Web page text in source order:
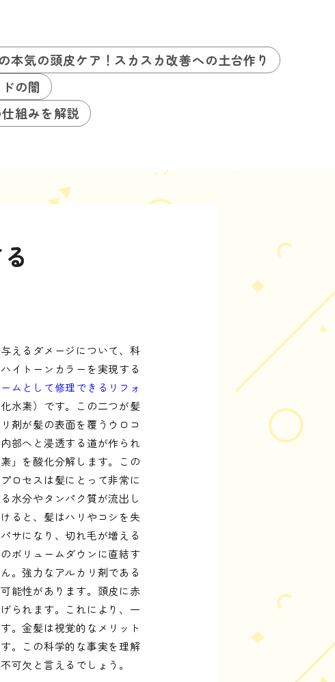
本気の頭皮ケア！スカスカ改善への土台作り
の闇
組みを解説
えるダメージについて、科
イトーンカラーを実現する
ムとして修理できるリフォ
水素）です。この二つが髪
剤が髪の表面を覆うウロコ
部へと浸透する道が作られ
」を酸化分解します。この
ロセスは髪にとって非常に
水分やタンパク質が流出し
ると、髪はハリやコシを失
サになり、切れ毛が増える
ボリュームダウンに直結す
。強力なアルカリ剤である
能性があります。頭皮に赤
られます。これにより、一
。金髪は視覚的なメリット
。この科学的な事実を理解
可欠と言えるでしょう。